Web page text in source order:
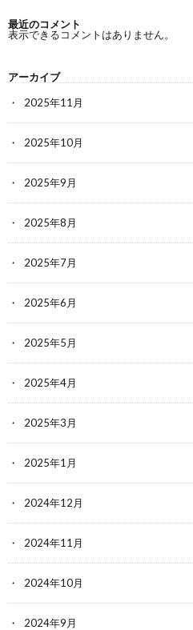
最近のコメント
表示できるコメントはありません。
アーカイブ
2025年11月
2025年10月
2025年9月
2025年8月
2025年7月
2025年6月
2025年5月
2025年4月
2025年3月
2025年1月
2024年12月
2024年11月
2024年10月
2024年9月